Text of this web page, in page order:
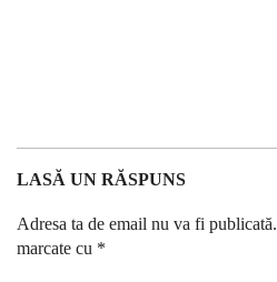
LASĂ UN RĂSPUNS
Adresa ta de email nu va fi publicată.
marcate cu *